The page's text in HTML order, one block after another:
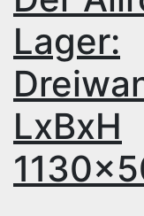
Lager:
LxBxH